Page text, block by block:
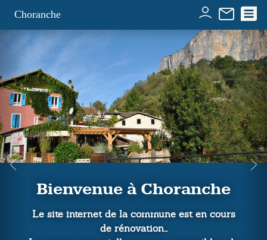
Choranche
à Choranche
de la commune est en cours